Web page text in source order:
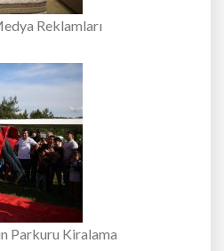
Reklamları
Parkuru Kiralama